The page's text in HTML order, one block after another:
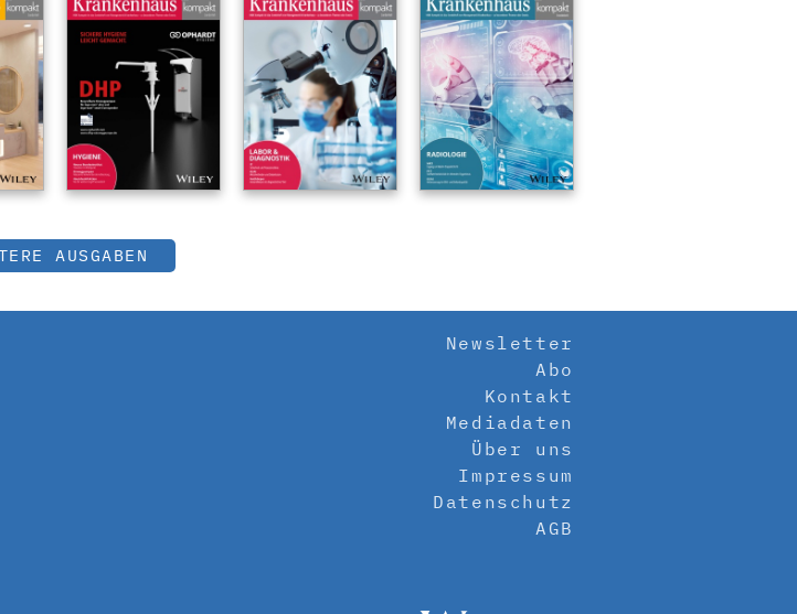
AUSGABEN
Newsletter
Abo
Kontakt
Mediadaten
Über uns
Impressum
Datenschutz
AGB